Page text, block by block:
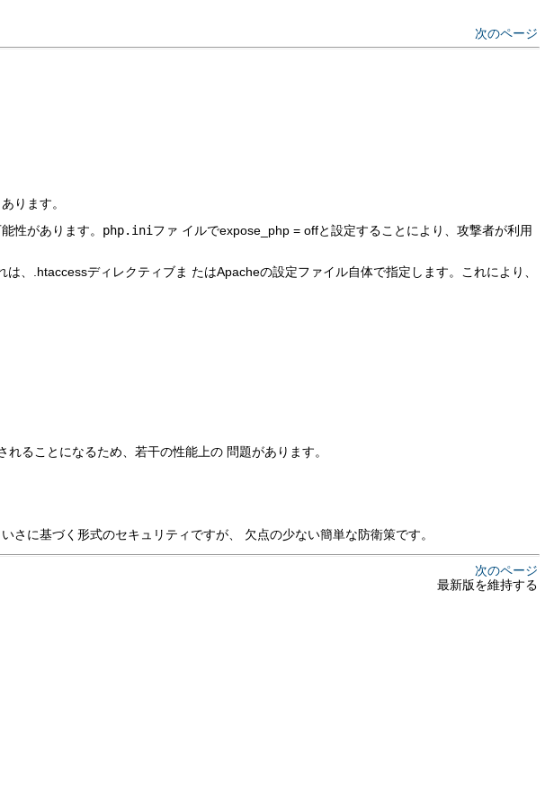
次のページ
ります。
性があります。 php.ini ファ イルでexpose_php = offと設定することにより、攻撃者が利用
、.htaccessディレクティブま たはApacheの設定ファイル自体で指定します。これにより、
ることになるため、若干の性能上の 問題があります。
に基づく形式のセキュリティですが、 欠点の少ない簡単な防衛策です。
次のページ
最新版を維持する